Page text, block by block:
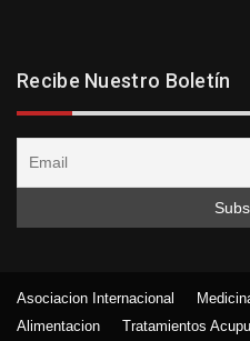
Recibe Nuestro Boletín
Asociacion Internacional
Alimentacion
Tratamientos